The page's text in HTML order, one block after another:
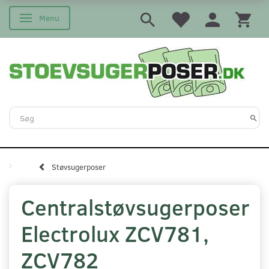
Skifte navigation
Menu
Støvsugerposer
Centralstøvsugerposer
Electrolux ZCV781,
ZCV782